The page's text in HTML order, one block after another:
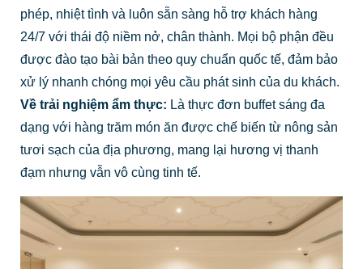
phép, nhiệt tình và luôn sẵn sàng hỗ trợ khách hàng
24/7 với thái độ niềm nở, chân thành. Mọi bộ phận đều
được đào tạo bài bản theo quy chuẩn quốc tế, đảm bảo
xử lý nhanh chóng mọi yêu cầu phát sinh của du khách.
Về trải nghiệm ẩm thực: Là thực đơn buffet sáng đa
dạng với hàng trăm món ăn được chế biến từ nông sản
tươi sạch của địa phương, mang lại hương vị thanh
đạm nhưng vẫn vô cùng tinh tế.